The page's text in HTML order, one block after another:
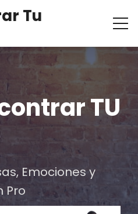
Tu
TU
Emociones y
Pro